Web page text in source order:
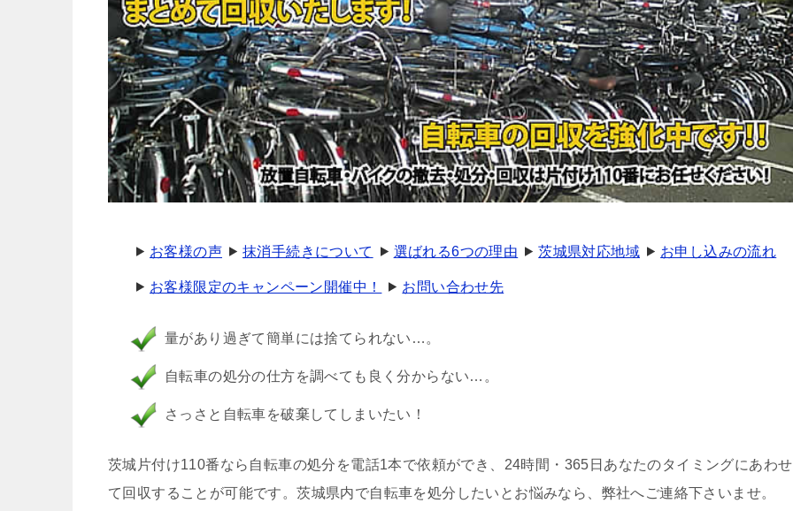
お客様の声 抹消手続きについて 選ばれる6つの理由 茨城県対応地域 お申し込みの流れ
お客様限定のキャンペーン開催中！ お問い合わせ先
量があり過ぎて簡単には捨てられない…。
自転車の処分の仕方を調べても良く分からない…。
さっさと自転車を破棄してしまいたい！
茨城片付け110番なら自転車の処分を電話1本で依頼ができ、24時間・365日あなたのタイミングにあわせ
て回収することが可能です。茨城県内で自転車を処分したいとお悩みなら、弊社へご連絡下さいませ。